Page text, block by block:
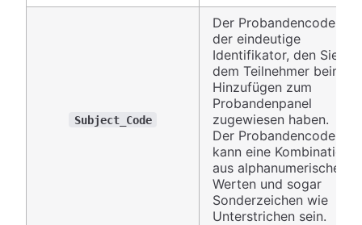
Subject_Code
Der Probandencode ist
der eindeutige
Identifikator, den Sie
dem Teilnehmer beim
Hinzufügen zum
Probandenpanel
zugewiesen haben.
Der Probandencode
kann eine Kombination
aus alphanumerischen
Werten und sogar
Sonderzeichen wie
Unterstrichen sein.